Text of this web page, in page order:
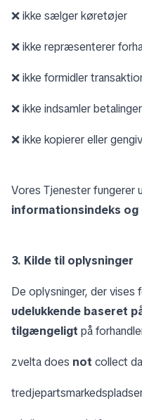
❌ ikke sælger køretøjer
❌ ikke repræsenterer
❌ ikke formidler
❌ ikke indsamler
❌ ikke kopierer eller
Vores Tjenester fungerer
informationsindeks
3. Kilde til oplysninger
De oplysninger, der vises
udelukkende baseret
tilgængeligt på
zvelta does not collect